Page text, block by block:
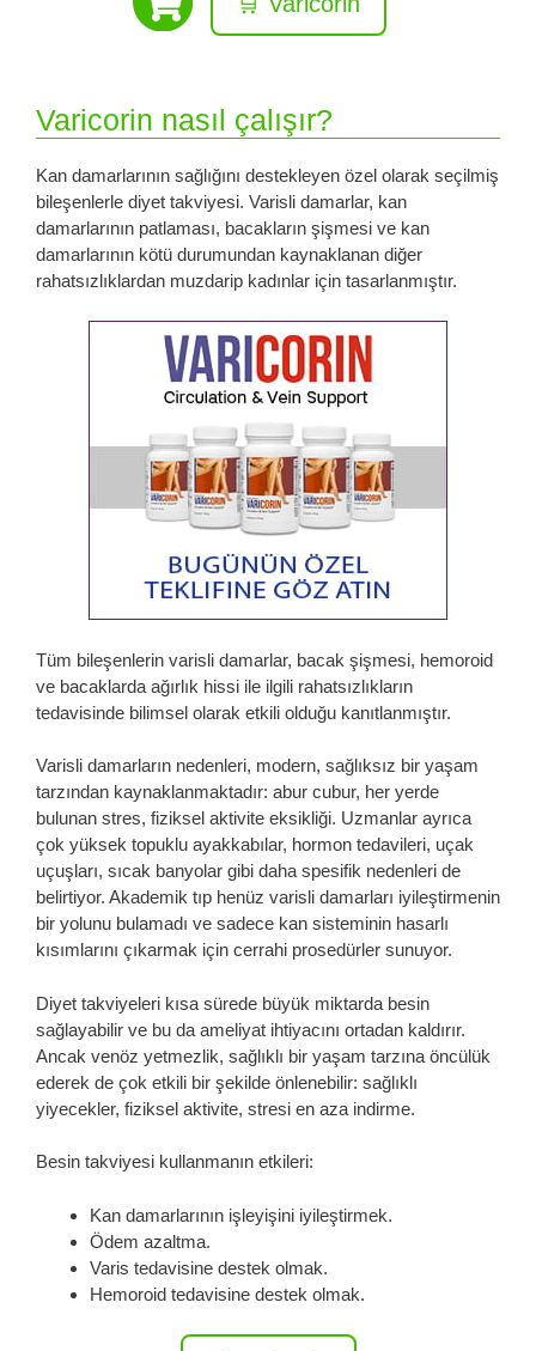
Varicorin nasıl çalışır?
Kan damarlarının sağlığını destekleyen özel olarak seçilmiş
bileşenlerle diyet takviyesi. Varisli damarlar, kan
damarlarının patlaması, bacakların şişmesi ve kan
damarlarının kötü durumundan kaynaklanan diğer
rahatsızlıklardan muzdarip kadınlar için tasarlanmıştır.
Tüm bileşenlerin varisli damarlar, bacak şişmesi, hemoroid
ve bacaklarda ağırlık hissi ile ilgili rahatsızlıkların
tedavisinde bilimsel olarak etkili olduğu kanıtlanmıştır.
Varisli damarların nedenleri, modern, sağlıksız bir yaşam
tarzından kaynaklanmaktadır: abur cubur, her yerde
bulunan stres, fiziksel aktivite eksikliği. Uzmanlar ayrıca
çok yüksek topuklu ayakkabılar, hormon tedavileri, uçak
uçuşları, sıcak banyolar gibi daha spesifik nedenleri de
belirtiyor. Akademik tıp henüz varisli damarları iyileştirmenin
bir yolunu bulamadı ve sadece kan sisteminin hasarlı
kısımlarını çıkarmak için cerrahi prosedürler sunuyor.
Diyet takviyeleri kısa sürede büyük miktarda besin
sağlayabilir ve bu da ameliyat ihtiyacını ortadan kaldırır.
Ancak venöz yetmezlik, sağlıklı bir yaşam tarzına öncülük
ederek de çok etkili bir şekilde önlenebilir: sağlıklı
yiyecekler, fiziksel aktivite, stresi en aza indirme.
Besin takviyesi kullanmanın etkileri:
Kan damarlarının işleyişini iyileştirmek.
Ödem azaltma.
Varis tedavisine destek olmak.
Hemoroid tedavisine destek olmak.